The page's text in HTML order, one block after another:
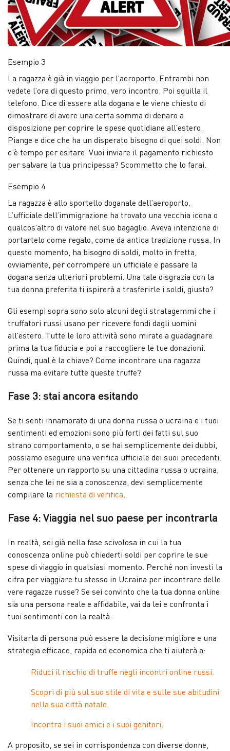
Esempio 3
La ragazza è già in viaggio per l’aeroporto. Entrambi non
vedete l’ora di questo primo, vero incontro. Poi squilla il
telefono. Dice di essere alla dogana e le viene chiesto di
dimostrare di avere una certa somma di denaro a
disposizione per coprire le spese quotidiane all’estero.
Piange e dice che ha un disperato bisogno di quei soldi. Non
c’è tempo per esitare. Vuoi inviare il pagamento richiesto
per salvare la tua principessa? Scommetto che lo farai.
Esempio 4
La ragazza è allo sportello doganale dell’aeroporto.
L’ufficiale dell’immigrazione ha trovato una vecchia icona o
qualcos’altro di valore nel suo bagaglio. Aveva intenzione di
portartelo come regalo, come da antica tradizione russa. In
questo momento, ha bisogno di soldi, molto in fretta,
ovviamente, per corrompere un ufficiale e passare la
dogana senza ulteriori problemi. Una tale disgrazia con la
tua donna preferita ti ispirerà a trasferirle i soldi, giusto?
Gli esempi sopra sono solo alcuni degli stratagemmi che i
truffatori russi usano per ricevere fondi dagli uomini
all’estero. Tutte le loro attività sono mirate a guadagnare
prima la tua fiducia e poi a raccogliere le tue donazioni.
Quindi, qual è la chiave? Come incontrare una ragazza
russa ma evitare tutte queste truffe?
Fase 3: stai ancora esitando
Se ti senti innamorato di una donna russa o ucraina e i tuoi
sentimenti ed emozioni sono più forti dei fatti sul suo
strano comportamento, o se hai semplicemente dei dubbi,
possiamo eseguire una verifica ufficiale dei suoi precedenti.
Per ottenere un rapporto su una cittadina russa o ucraina,
senza che lei ne sia a conoscenza, devi semplicemente
compilare la richiesta di verifica
Fase 4: Viaggia nel suo paese per incontrarla
In realtà, sei già nella fase scivolosa in cui la tua
conoscenza online può chiederti soldi per coprire le sue
spese di viaggio in qualsiasi momento. Perché non investi la
cifra per viaggiare tu stesso in Ucraina per incontrare delle
vere ragazze russe? Se sei convinto che la tua donna online
sia una persona reale e affidabile, vai da lei e confronta i
tuoi sentimenti con la realtà.
Visitarla di persona può essere la decisione migliore e una
strategia efficace, rapida ed economica che ti aiuterà a:
Riduci il rischio di truffe negli incontri online russi.
Scopri di più sul suo stile di vita e sulle sue abitudini
nella sua città natale.
Incontra i suoi amici e i suoi genitori.
A proposito, se sei in corrispondenza con diverse donne,